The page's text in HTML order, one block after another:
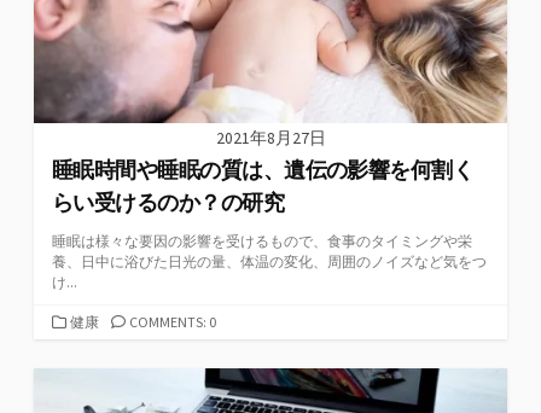
2021年8月27日
睡眠時間や睡眠の質は、遺伝の影響を何割く
らい受けるのか？の研究
睡眠は様々な要因の影響を受けるもので、食事のタイミングや栄
養、日中に浴びた日光の量、体温の変化、周囲のノイズなど気をつ
け...
カ
ゴ
健康 COMMENTS: 0